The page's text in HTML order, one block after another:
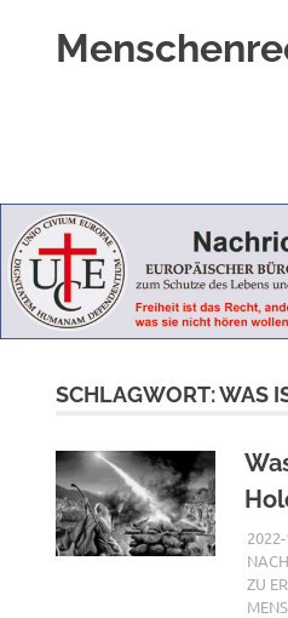
Geborene
wie
für
Ungeborene
SCHLAGWORT:WAS
ZU